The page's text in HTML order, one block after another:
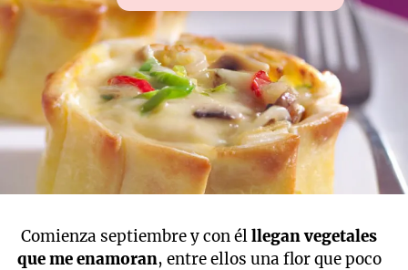
Comienza septiembre y con élllegan vegetales
que me enamoran, entre ellos una flor que poco